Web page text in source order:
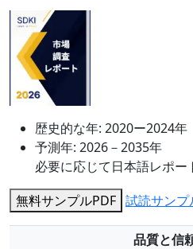
歴史的な年: 2020ー2024年
予測年: 2026－2035年
必要に応じて日本語レポー
無料サンプルPDF 試読サンプ
品質と信